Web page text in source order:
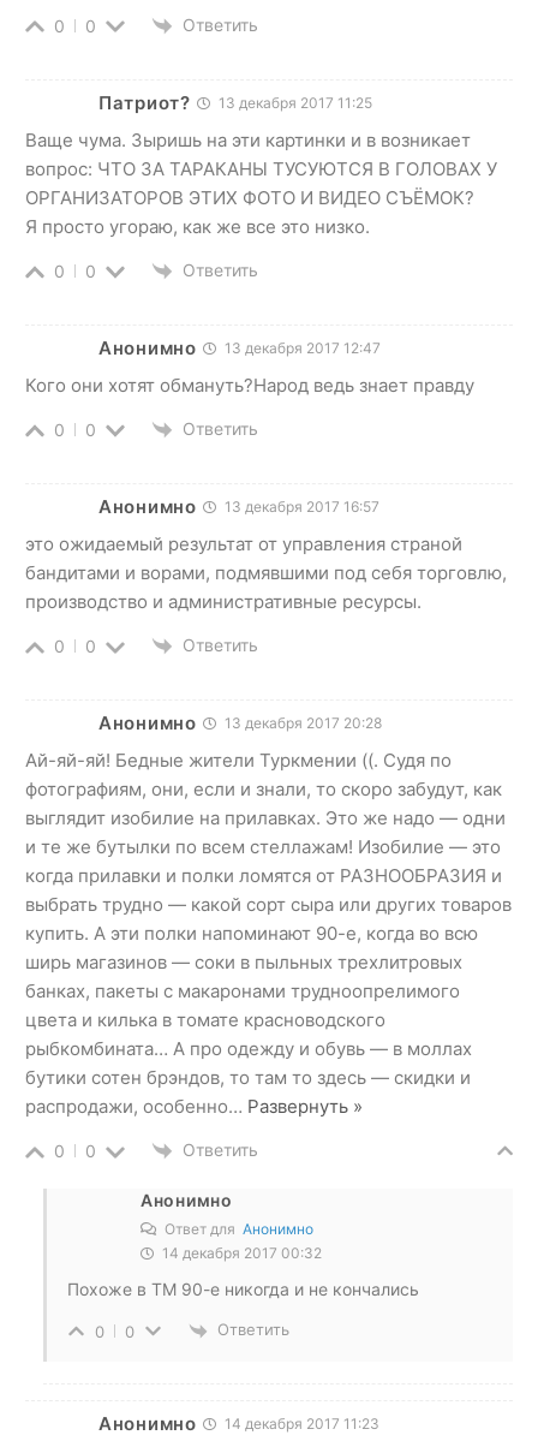
0 0 Ответить
Патриот? 13 декабря 2017 11:25
Ваще чума. Зыришь на эти картинки и в возникает
вопрос: ЧТО ЗА ТАРАКАНЫ ТУСУЮТСЯ В ГОЛОВАХ У
ОРГАНИЗАТОРОВ ЭТИХ ФОТО И ВИДЕО СЪЁМОК?
Я просто угораю, как же все это низко.
0 0 Ответить
Анонимно 13 декабря 2017 12:47
Кого они хотят обмануть?Народ ведь знает правду
0 0 Ответить
Анонимно 13 декабря 2017 16:57
это ожидаемый результат от управления страной
бандитами и ворами, подмявшими под себя торговлю,
производство и административные ресурсы.
0 0 Ответить
Анонимно 13 декабря 2017 20:28
Ай-яй-яй! Бедные жители Туркмении ((. Судя по
фотографиям, они, если и знали, то скоро забудут, как
выглядит изобилие на прилавках. Это же надо — одни
и те же бутылки по всем стеллажам! Изобилие — это
когда прилавки и полки ломятся от РАЗНООБРАЗИЯ и
выбрать трудно — какой сорт сыра или других товаров
купить. А эти полки напоминают 90-е, когда во всю
ширь магазинов — соки в пыльных трехлитровых
банках, пакеты с макаронами трудноопрелимого
цвета и килька в томате красноводского
рыбкомбината… А про одежду и обувь — в моллах
бутики сотен брэндов, то там то здесь — скидки и
распродажи, особенно… Развернуть »
0 0 Ответить
Анонимно
Ответ для Анонимно
14 декабря 2017 00:32
Похоже в ТМ 90-е никогда и не кончались
0 0 Ответить
Анонимно 14 декабря 2017 11:23